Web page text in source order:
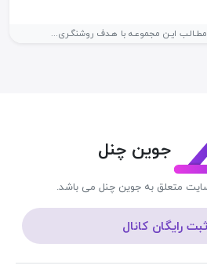
ایـن مجموعـه با هـدف روشنگـری...
جوین چنل
متعلق به جوین چنل می باشد.
ثبت رایگان کانال